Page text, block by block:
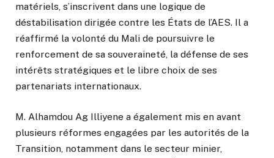
matériels, s’inscrivent dans une logique de
déstabilisation dirigée contre les États de l’AES. Il a
réaffirmé la volonté du Mali de poursuivre le
renforcement de sa souveraineté, la défense de ses
intérêts stratégiques et le libre choix de ses
partenariats internationaux.
M. Alhamdou Ag Illiyene a également mis en avant
plusieurs réformes engagées par les autorités de la
Transition, notamment dans le secteur minier,